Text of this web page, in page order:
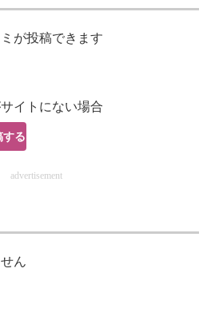
ト
イト
支援
イト
が投稿できます
イトにない場合
する
advertisement
ん